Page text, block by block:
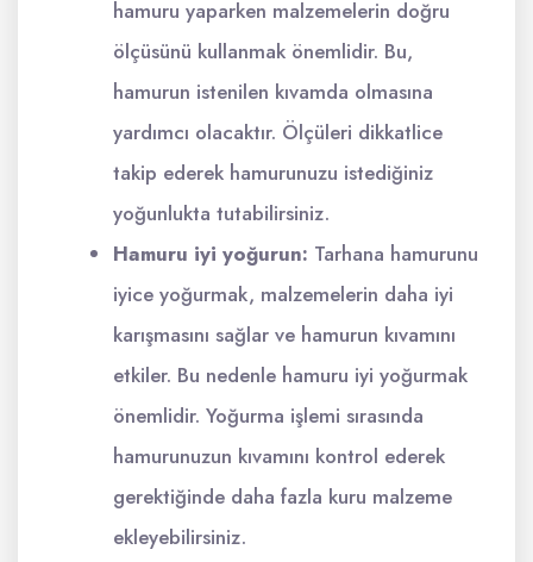
hamuru yaparken malzemelerin doğru
ölçüsünü kullanmak önemlidir. Bu,
hamurun istenilen kıvamda olmasına
yardımcı olacaktır. Ölçüleri dikkatlice
takip ederek hamurunuzu istediğiniz
yoğunlukta tutabilirsiniz.
Hamuru iyi yoğurun: Tarhana hamurunu
iyice yoğurmak, malzemelerin daha iyi
karışmasını sağlar ve hamurun kıvamını
etkiler. Bu nedenle hamuru iyi yoğurmak
önemlidir. Yoğurma işlemi sırasında
hamurunuzun kıvamını kontrol ederek
gerektiğinde daha fazla kuru malzeme
ekleyebilirsiniz.